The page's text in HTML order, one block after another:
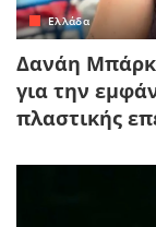
Ελλάδα
Δανάη
για την
πλαστικής